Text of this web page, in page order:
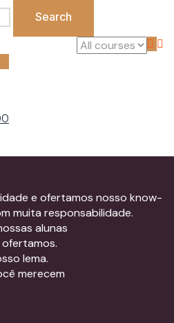
e ofertamos nosso know-
muita responsabilidade.
alunas
lema.
merecem